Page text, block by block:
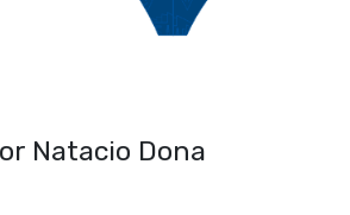
Natacio Dona